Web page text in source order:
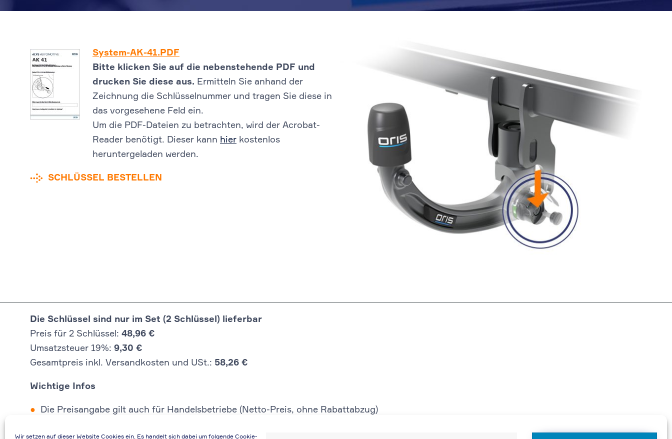
Wir setzen auf dieser Website Cookies ein. Es handelt sich dabei um folgende Cookie-
System-AK-41.PDF
Bitte klicken Sie auf die nebenstehende PDF und
drucken Sie diese aus. Ermitteln Sie anhand der
Zeichnung die Schlüsselnummer und tragen Sie diese in
das vorgesehene Feld ein.
Um die PDF-Dateien zu betrachten, wird der Acrobat-
Reader benötigt. Dieser kann hier kostenlos
heruntergeladen werden.
SCHLÜSSEL BESTELLEN
Die Schlüssel sind nur im Set (2 Schlüssel) lieferbar
Preis für 2 Schlüssel: 48,96 €
Umsatzsteuer 19%: 9,30 €
Gesamtpreis inkl. Versandkosten und USt.: 58,26 €
Wichtige Infos
Die Preisangabe gilt auch für Handelsbetriebe (Netto-Preis, ohne Rabattabzug)